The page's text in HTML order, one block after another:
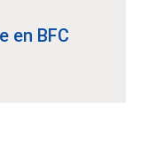
en BFC